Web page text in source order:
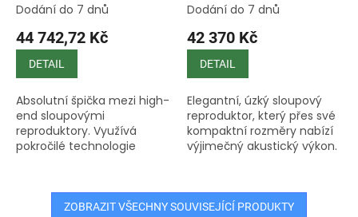
Dodání do 7 dnů
44 742,72 Kč
DETAIL
Absolutní špička mezi high-
end sloupovými
reproduktory. Využívá
pokročilé technologie
měniče, robustní basové
konstrukce typu Pressure...
Dodání do 7 dnů
42 370 Kč
DETAIL
Elegantní, úzký sloupový
reproduktor, který přes své
kompaktní rozměry nabízí
výjimečný akustický výkon.
páskovým výškovým...
ZOBRAZIT VŠECHNY SOUVISEJÍCÍ PRODUKTY